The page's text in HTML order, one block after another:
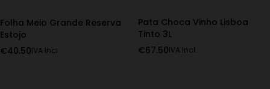
Folha Meio Grande Reserva
Estojo
€40.50IVA Incl.
Pata Choca Vinho Lisboa
Tinto 3L
€67.50IVA Incl.